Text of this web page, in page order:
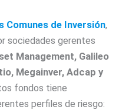
Comunes de Inversión,
sociedades gerentes
Management, Galileo
Megainver, Adcap y
fondos tiene
perfiles de riesgo: